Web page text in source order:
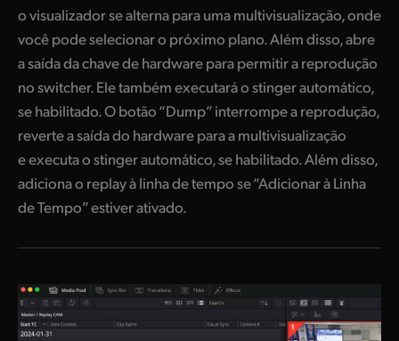
o visualizador se alterna para uma multivisualização, onde
você pode selecionar o próximo plano. Além disso, abre
a saída da chave de hardware para permitir a reprodução
no switcher. Ele também executará o stinger automático,
se habilitado. O botão “Dump” interrompe a reprodução,
reverte a saída do hardware para a multivisualização
e executa o stinger automático, se habilitado. Além disso,
adiciona o replay à linha de tempo se “Adicionar à Linha
de Tempo” estiver ativado.